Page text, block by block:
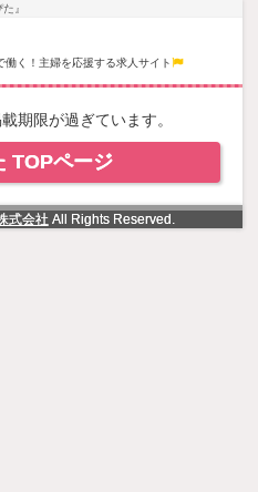
』
働く！主婦を応援する求人サイト
期限が過ぎています。
TOPページ
式会社All Rights Reserved.